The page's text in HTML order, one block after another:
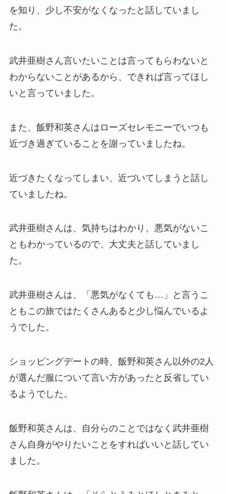
を知り、少し不安がなくなったと話していまし
た。
武井亜樹さん言いたいことは言ってもらわないと
わからないことがあるから、できれば言ってほし
いと言っていました。
また、飯野和英さんはローズセレモニーでいつも
近づき過ぎていることを謝っていましたね。
近づきたくなってしまい、近づいてしまうと話し
ていましたね。
武井亜樹さんは、気持ちはわかり、悪気がないこ
ともわかっているので、大丈夫と話していまし
た。
武井亜樹さんは、「悪気がなくても…」と言うこ
ともこの旅ではたくさんあると少し悩んでいるよ
うでした。
ショッピングデートの時、飯野和英さん以外の2人
が選んだ服について言い方があったと反省してい
るようでした。
飯野和英さんは、自分らのことではなく武井亜樹
さん自身がやりたいことをすればいいと話してい
ました。